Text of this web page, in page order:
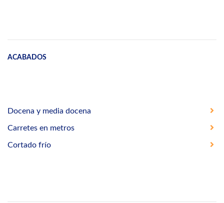
ACABADOS
Docena y media docena
Carretes en metros
Cortado frío